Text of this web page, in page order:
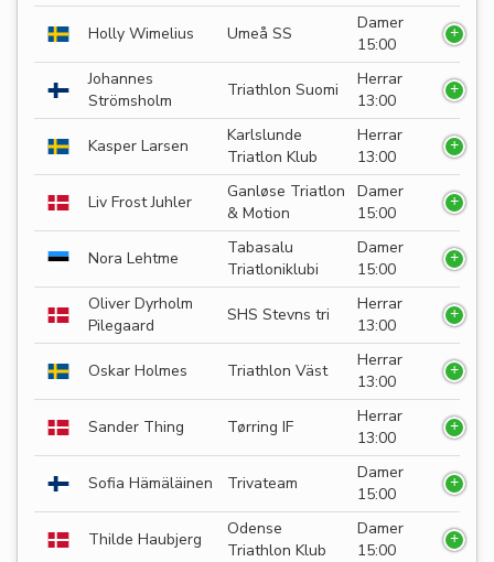
Holly Wimelius Umeå SS
Damer
15:00
Johannes
Strömsholm
Triathlon Suomi
Herrar
13:00
Kasper Larsen
Karlslunde
Triatlon Klub
Herrar
13:00
Liv Frost Juhler
Ganløse Triatlon
& Motion
Damer
15:00
Nora Lehtme
Tabasalu
Triatloniklubi
Damer
15:00
Oliver Dyrholm
Pilegaard
SHS Stevns tri
Herrar
13:00
Oskar Holmes Triathlon Väst
Herrar
13:00
Sander Thing Tørring IF
Herrar
13:00
Sofia Hämäläinen Trivateam
Damer
15:00
Thilde Haubjerg
Odense
Triathlon Klub
Damer
15:00